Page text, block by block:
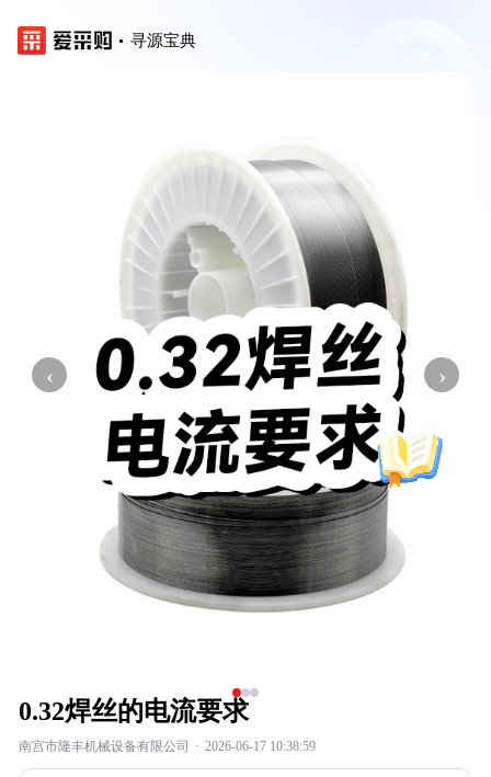
寻源宝典
‹ ›
0.32焊丝的电流要求
南宫市隆丰机械设备有限公司 · 2026-06-17 10:38:59